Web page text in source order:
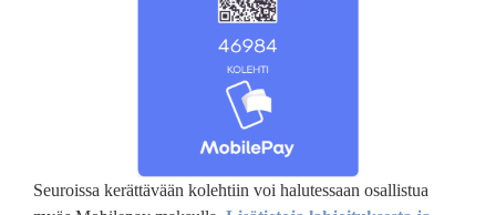
Seuroissa kerättävään kolehtiin voi halutessaan osallistua